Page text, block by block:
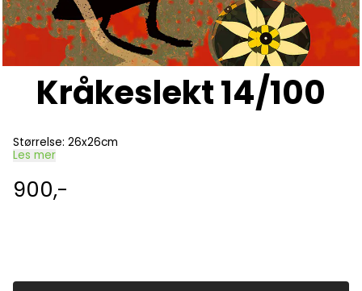
Kråkeslekt 14/100
Størrelse: 26x26cm
Les mer
900,-